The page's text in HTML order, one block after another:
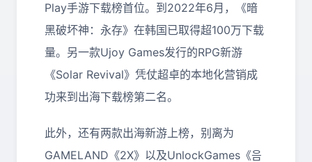
Play手游下载榜首位。到2022年6月，《暗
黑破坏神：永存》在韩国已取得超100万下载
量。另一款Ujoy Games发行的RPG新游
《Solar Revival》凭仗超卓的本地化营销成
功来到出海下载榜第二名。
此外，还有两款出海新游上榜，别离为
GAMELAND《2X》以及UnlockGames《음